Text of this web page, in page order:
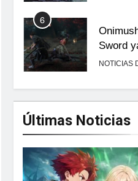
6
Sword
NOTICIAS
7
No
NOTICIAS
8
Últimas Noticias